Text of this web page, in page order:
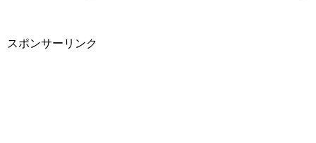
スポンサーリンク